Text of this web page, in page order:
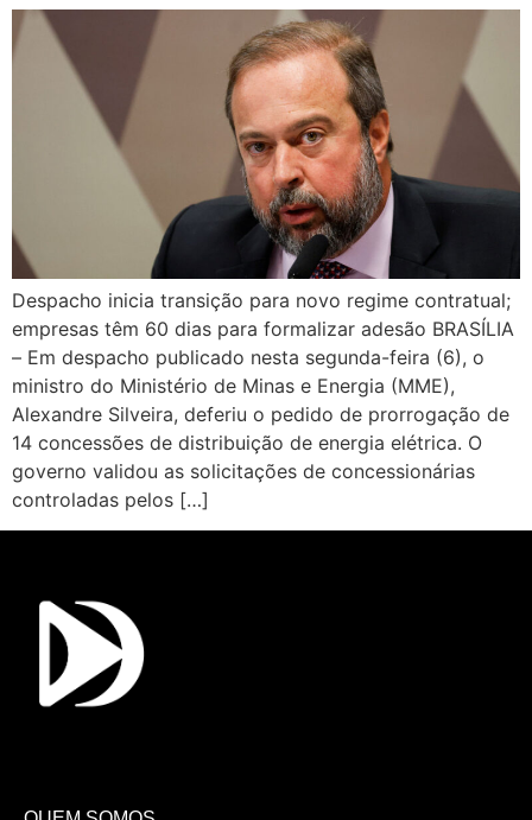
Despacho inicia transição para novo regime contratual;
empresas têm 60 dias para formalizar adesão BRASÍLIA
– Em despacho publicado nesta segunda-feira (6), o
ministro do Ministério de Minas e Energia (MME),
Alexandre Silveira, deferiu o pedido de prorrogação de
14 concessões de distribuição de energia elétrica. O
governo validou as solicitações de concessionárias
controladas pelos […]